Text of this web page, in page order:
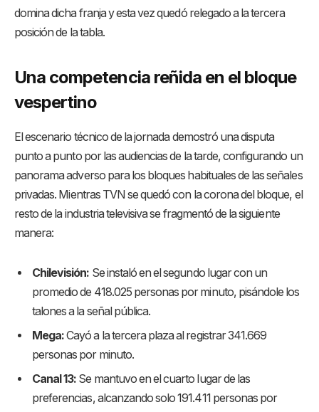
domina dicha franja y esta vez quedó relegado a la tercera
posición de la tabla.
Una competencia reñida en el bloque
vespertino
El escenario técnico de la jornada demostró una disputa
punto a punto por las audiencias de la tarde, configurando un
panorama adverso para los bloques habituales de las señales
privadas. Mientras TVN se quedó con la corona del bloque, el
resto de la industria televisiva se fragmentó de la siguiente
manera:
Chilevisión: Se instaló en el segundo lugar con un
promedio de 418.025 personas por minuto, pisándole los
talones a la señal pública.
Mega:Cayó a la tercera plaza al registrar 341.669
personas por minuto.
Canal 13: Se mantuvo en el cuarto lugar de las
preferencias, alcanzando solo 191.411 personas por